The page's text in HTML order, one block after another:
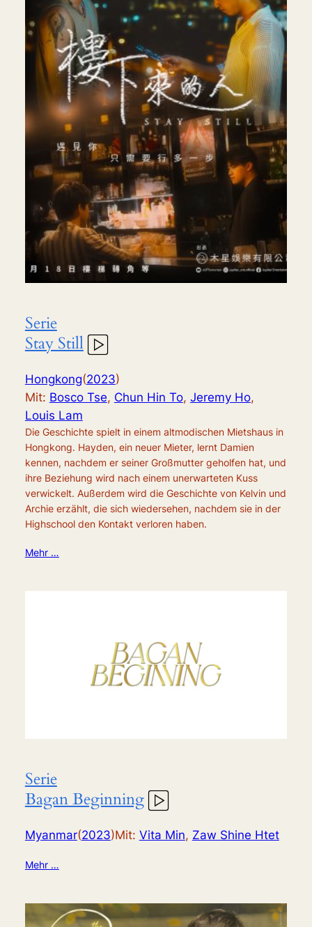
Serie
Stay Still
Hongkong(2023)
Mit: Bosco Tse, Chun Hin To, Jeremy Ho,
Louis Lam
Die Geschichte spielt in einem altmodischen Mietshaus in
Hongkong. Hayden, ein neuer Mieter, lernt Damien
kennen, nachdem er seiner Großmutter geholfen hat, und
ihre Beziehung wird nach einem unerwarteten Kuss
verwickelt. Außerdem wird die Geschichte von Kelvin und
Archie erzählt, die sich wiedersehen, nachdem sie in der
Highschool den Kontakt verloren haben.
Mehr …
Serie
Bagan Beginning
Myanmar(2023)Mit: Vita Min, Zaw Shine Htet
Mehr …